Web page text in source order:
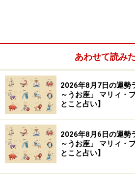
Amazonで占い関連の商品
楽天市場で占い関連の商品
あわせて読み
2026年8月7日の運勢
～うお座」 マリィ・
とこと占い】
2026年8月6日の運勢
～うお座」 マリィ・
とこと占い】